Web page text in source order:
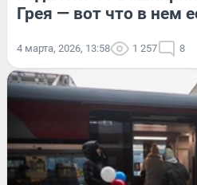
Грея — вот что в нем
4 марта, 2026, 13:58 1 257 8